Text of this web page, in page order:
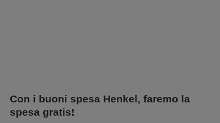
Con i buoni spesa Henkel, faremo la
spesa gratis!